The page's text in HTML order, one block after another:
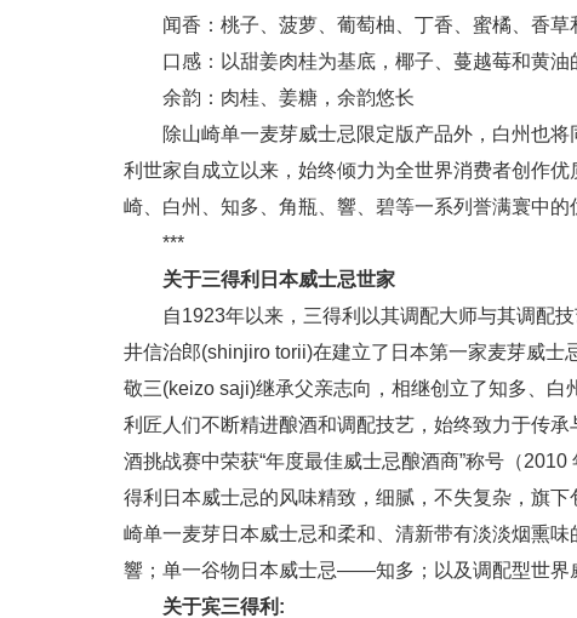
闻香：桃子、菠萝、葡萄柚、丁香、蜜橘、香
口感：以甜姜肉桂为基底，椰子、蔓越莓和黄
余韵：肉桂、姜糖，余韵悠长
除山崎单一麦芽威士忌限定版产品外，白州也
利世家自成立以来，始终倾力为全世界消费者创作
崎、白州、知多、角瓶、響、碧等一系列誉满寰中的
***
关于三得利日本威士忌世家
自1923年以来，三得利以其调配大师与其调配
井信治郎(shinjiro torii)在建立了日本第一家麦芽威
敬三(keizo saji)继承父亲志向，相继创立了知多、
利匠人们不断精进酿酒和调配技艺，始终致力于传
酒挑战赛中荣获“年度最佳威士忌酿酒商”称号（
得利日本威士忌的风味精致，细腻，不失复杂，旗
崎单一麦芽日本威士忌和柔和、清新带有淡淡烟熏
響；单一谷物日本威士忌——知多；以及调配型世
关于宾三得利: